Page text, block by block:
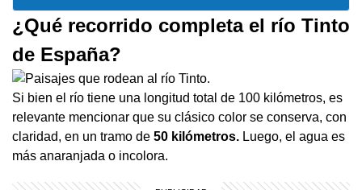
¿Qué recorrido completa el río Tinto
de España?
Si bien el río tiene una longitud total de 100 kilómetros, es
relevante mencionar que su clásico color se conserva, con
claridad, en un tramo de 50 kilómetros. Luego, el agua es
más anaranjada o incolora.